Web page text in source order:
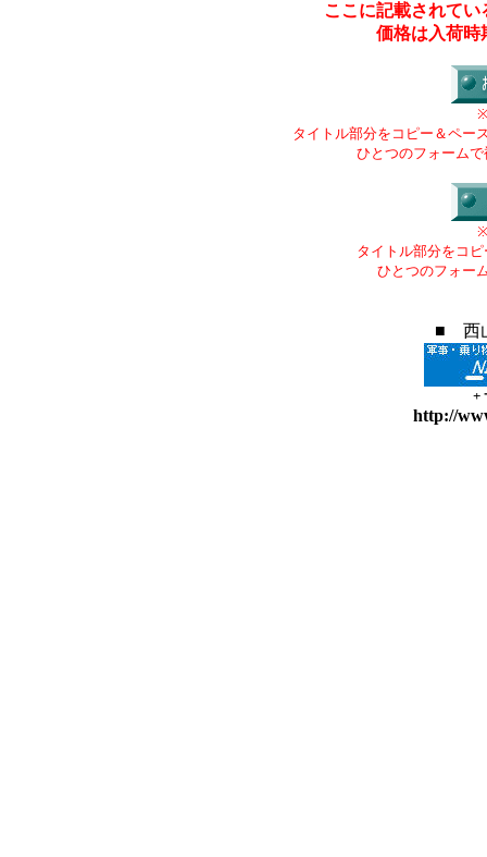
ここに記載されて
価格は入荷時
タイトル部分をコピー＆ペー
ひとつのフォーム
タイトル部分をコ
ひとつのフォー
■ 西
+
http://